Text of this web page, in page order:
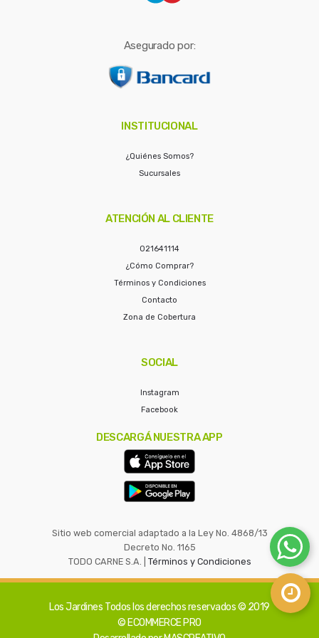
Asegurado por:
INSTITUCIONAL
¿Quiénes Somos?
Sucursales
ATENCIÓN AL CLIENTE
021641114
¿Cómo Comprar?
Términos y Condiciones
Contacto
Zona de Cobertura
SOCIAL
Instagram
Facebook
DESCARGÁ NUESTRA APP
Sitio web comercial adaptado a la Ley No. 4868/13
Decreto No. 1165
TODO CARNE S.A. | Términos y Condiciones
Los Jardines Todos los derechos reservados © 2019
© ECOMMERCE PRO